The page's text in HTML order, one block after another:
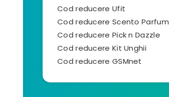
Cod reducere Ufit
Cod reducere Scento Parfum
Cod reducere Pick n Dazzle
Cod reducere Kit Unghii
Cod reducere GSMnet